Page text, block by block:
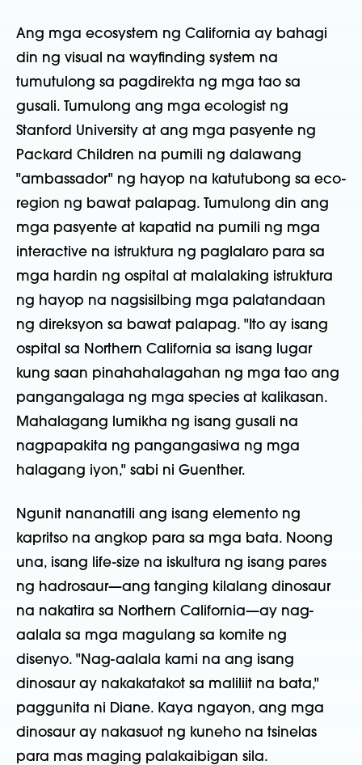
Ang mga ecosystem ng California ay bahagi
din ng visual na wayfinding system na
tumutulong sa pagdirekta ng mga tao sa
gusali. Tumulong ang mga ecologist ng
Stanford University at ang mga pasyente ng
Packard Children na pumili ng dalawang
"ambassador" ng hayop na katutubong sa eco-
region ng bawat palapag. Tumulong din ang
mga pasyente at kapatid na pumili ng mga
interactive na istruktura ng paglalaro para sa
mga hardin ng ospital at malalaking istruktura
ng hayop na nagsisilbing mga palatandaan
ng direksyon sa bawat palapag. "Ito ay isang
ospital sa Northern California sa isang lugar
kung saan pinahahalagahan ng mga tao ang
pangangalaga ng mga species at kalikasan.
Mahalagang lumikha ng isang gusali na
nagpapakita ng pangangasiwa ng mga
halagang iyon," sabi ni Guenther.
Ngunit nananatili ang isang elemento ng
kapritso na angkop para sa mga bata. Noong
una, isang life-size na iskultura ng isang pares
ng hadrosaur—ang tanging kilalang dinosaur
na nakatira sa Northern California—ay nag-
aalala sa mga magulang sa komite ng
disenyo. "Nag-aalala kami na ang isang
dinosaur ay nakakatakot sa maliliit na bata,"
paggunita ni Diane. Kaya ngayon, ang mga
dinosaur ay nakasuot ng kuneho na tsinelas
para mas maging palakaibigan sila.